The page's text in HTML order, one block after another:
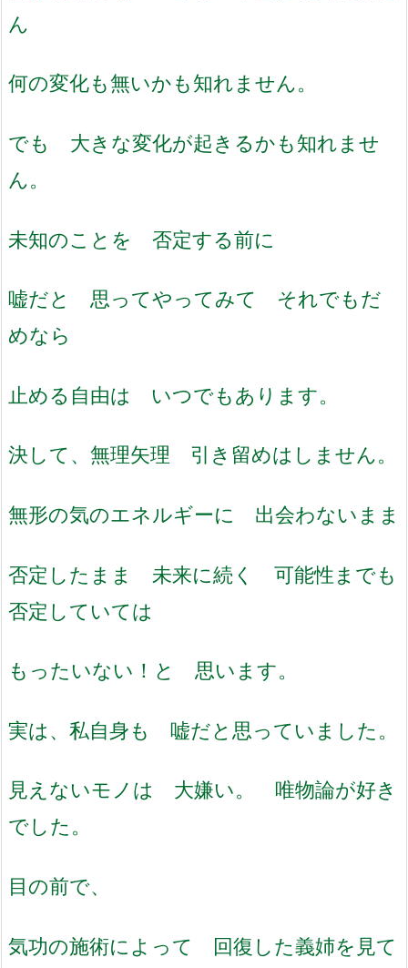
ん
何の変化も無いかも知れません。
でも 大きな変化が起きるかも知れませ
ん。
未知のことを 否定する前に
嘘だと 思ってやってみて それでもだ
めなら
止める自由は いつでもあります。
決して、無理矢理 引き留めはしません。
無形の気のエネルギーに 出会わないまま
否定したまま 未来に続く 可能性までも
否定していては
もったいない！と 思います。
実は、私自身も 嘘だと思っていました。
見えないモノは 大嫌い。 唯物論が好き
でした。
目の前で、
気功の施術によって 回復した義姉を見て